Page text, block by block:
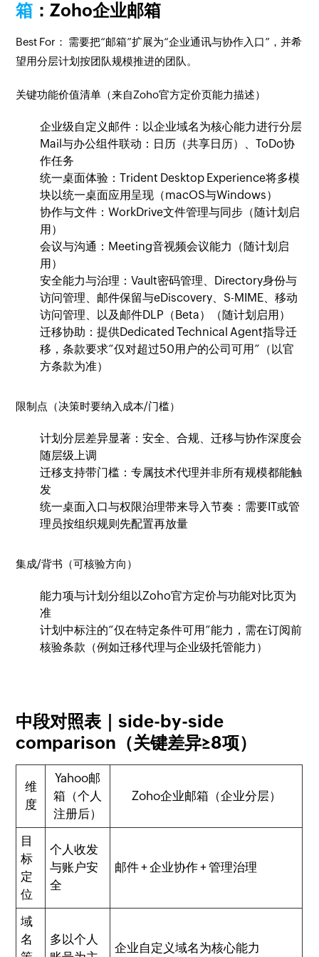
箱 ：Zoho企业邮箱
Best For： 需要把“邮箱”扩展为“企业通讯与协作入口”，并希
望用分层计划按团队规模推进的团队。
关键功能价值清单（来自Zoho官方定价页能力描述）
企业级自定义邮件：以企业域名为核心能力进行分层
Mail与办公组件联动：日历（共享日历）、ToDo协
作任务
统一桌面体验：Trident Desktop Experience将多模
块以统一桌面应用呈现（macOS与Windows）
协作与文件：WorkDrive文件管理与同步（随计划启
用）
会议与沟通：Meeting音视频会议能力（随计划启
用）
安全能力与治理：Vault密码管理、Directory身份与
访问管理、邮件保留与eDiscovery、S-MIME、移动
访问管理、以及邮件DLP（Beta）（随计划启用）
迁移协助：提供Dedicated Technical Agent指导迁
移，条款要求“仅对超过50用户的公司可用”（以官
方条款为准）
限制点（决策时要纳入成本/门槛）
计划分层差异显著：安全、合规、迁移与协作深度会
随层级上调
迁移支持带门槛：专属技术代理并非所有规模都能触
发
统一桌面入口与权限治理带来导入节奏：需要IT或管
理员按组织规则先配置再放量
集成/背书（可核验方向）
能力项与计划分组以Zoho官方定价与功能对比页为
准
计划中标注的“仅在特定条件可用”能力，需在订阅前
核验条款（例如迁移代理与企业级托管能力）
中段对照表｜side-by-side
comparison（关键差异≥8项）
维
度
Yahoo邮
箱（个人
注册后）
Zoho企业邮箱（企业分层）
目
标
定
位
个人收发
与账户安
全
邮件 + 企业协作 + 管理治理
域
名
多以个人
企业自定义域名为核心能力